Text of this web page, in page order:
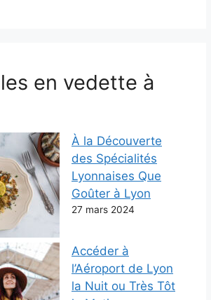
en vedette à
À la Découverte
des Spécialités
Lyonnaises Que
Goûter à Lyon
27 mars 2024
Accéder à
l’Aéroport de Lyon
la Nuit ou Très Tôt